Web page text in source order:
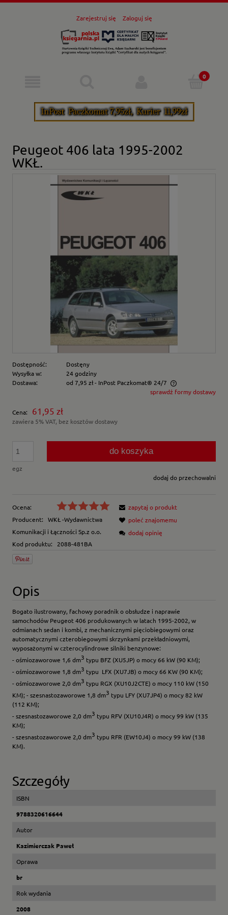
Zarejestruj się Zaloguj się
Peugeot 406 lata 1995-2002
WKŁ.
Dostępność:
Dostęny
Wysyłka w:
24 godziny
Dostawa:
od 7,95 zł- InPost Paczkomat® 24/7
Cena nie zawiera ewentualnych kosztów płatnościsprawdź formy dostawy
Cena: 61,95 zł
zawiera 5% VAT, bez kosztów dostawy
egz
do koszyka
dodaj do przechowalni
Ocena:
Producent:
WKŁ -Wydawnictwa
Komunikacji i Łączności Sp.z o.o.
Kod produktu:
2088-481BA
zapytaj o produkt
poleć znajomemu
dodaj opinię
Opis
Bogato ilustrowany, fachowy poradnik o obsłudze i naprawie
samochodów Peugeot 406 produkowanych w latach 1995-2002, w
odmianach sedan i kombi, z mechanicznymi pięciobiegowymi oraz
automatycznymi czterobiegowymi skrzynkami przekładniowymi,
wyposażonymi w czterocylindrowe silniki benzynowe:
- ośmiozaworowe 1,6 dm3 typu BFZ (XU5JP) o mocy 66 kW (90 KM);
- ośmiozaworowe 1,8 dm3 typu LFX (XU7JB) o mocy 66 KW (90 KM);
- ośmiozaworowe 2,0 dm3 typu RGX (XU10J2CTE) o mocy 110 kW (150
KM); - szesnastozaworowe 1,8 dm3 typu LFY (XU7JP4) o mocy 82 kW
(112 KM);
- szesnastozaworowe 2,0 dm3 typu RFV (XU10J4R) o mocy 99 kW (135
KM);
- szesnastozaworowe 2,0 dm3 typu RFR (EW10J4) o mocy 99 kW (138
KM).
Szczegóły
ISBN
9788320616644
Autor
Kazimierczak Paweł
Oprawa
br
Rok wydania
2008